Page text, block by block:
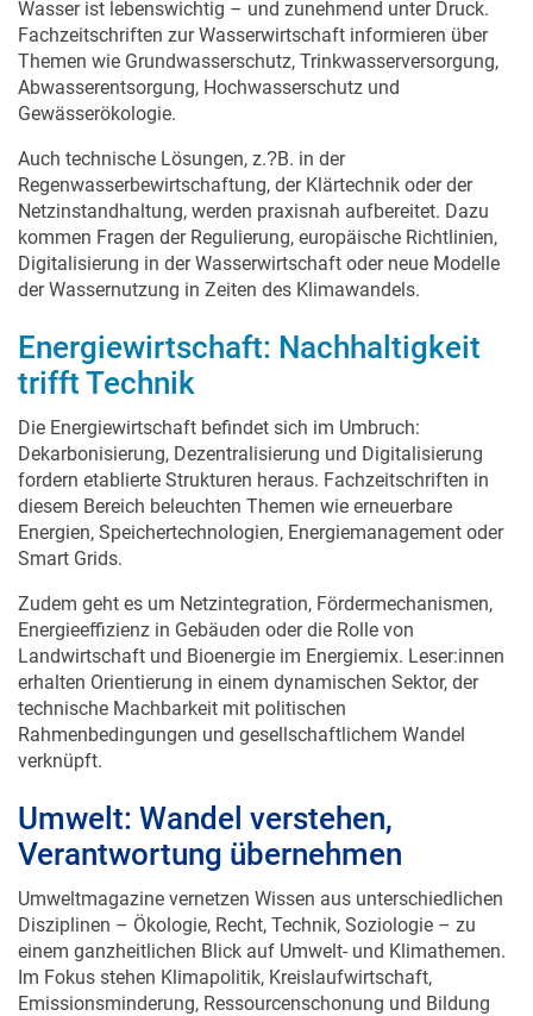
Wasser ist lebenswichtig – und zunehmend unter Druck.
Fachzeitschriften zur Wasserwirtschaft informieren über
Themen wie Grundwasserschutz, Trinkwasserversorgung,
Abwasserentsorgung, Hochwasserschutz und
Gewässerökologie.
Auch technische Lösungen, z.?B. in der
Regenwasserbewirtschaftung, der Klärtechnik oder der
Netzinstandhaltung, werden praxisnah aufbereitet. Dazu
kommen Fragen der Regulierung, europäische Richtlinien,
Digitalisierung in der Wasserwirtschaft oder neue Modelle
der Wassernutzung in Zeiten des Klimawandels.
Energiewirtschaft: Nachhaltigkeit
trifft Technik
Die Energiewirtschaft befindet sich im Umbruch:
Dekarbonisierung, Dezentralisierung und Digitalisierung
fordern etablierte Strukturen heraus. Fachzeitschriften in
diesem Bereich beleuchten Themen wie erneuerbare
Energien, Speichertechnologien, Energiemanagement oder
Smart Grids.
Zudem geht es um Netzintegration, Fördermechanismen,
Energieeffizienz in Gebäuden oder die Rolle von
Landwirtschaft und Bioenergie im Energiemix. Leser:innen
erhalten Orientierung in einem dynamischen Sektor, der
technische Machbarkeit mit politischen
Rahmenbedingungen und gesellschaftlichem Wandel
verknüpft.
Umwelt: Wandel verstehen,
Verantwortung übernehmen
Umweltmagazine vernetzen Wissen aus unterschiedlichen
Disziplinen – Ökologie, Recht, Technik, Soziologie – zu
einem ganzheitlichen Blick auf Umwelt- und Klimathemen.
Im Fokus stehen Klimapolitik, Kreislaufwirtschaft,
Emissionsminderung, Ressourcenschonung und Bildung